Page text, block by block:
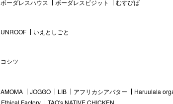
ボーダレスハウス ボーダレスビジット むすびば
UNROOF いえとしごと
コシツ
AMOMA JOGGO LIB アフリカシアバター
Haruulala
Ethical Factory
TAO's NATIVE CHICKEN